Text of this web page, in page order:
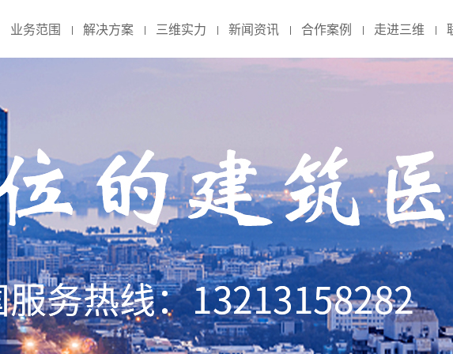
业务范围 解决方案 三维实力 新闻资讯 合作案例 走进三维